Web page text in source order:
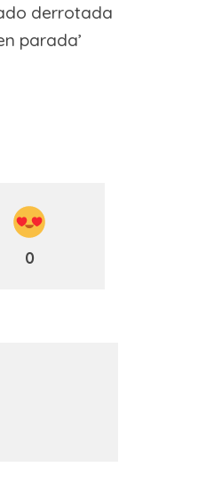
derrotada
parada’
0